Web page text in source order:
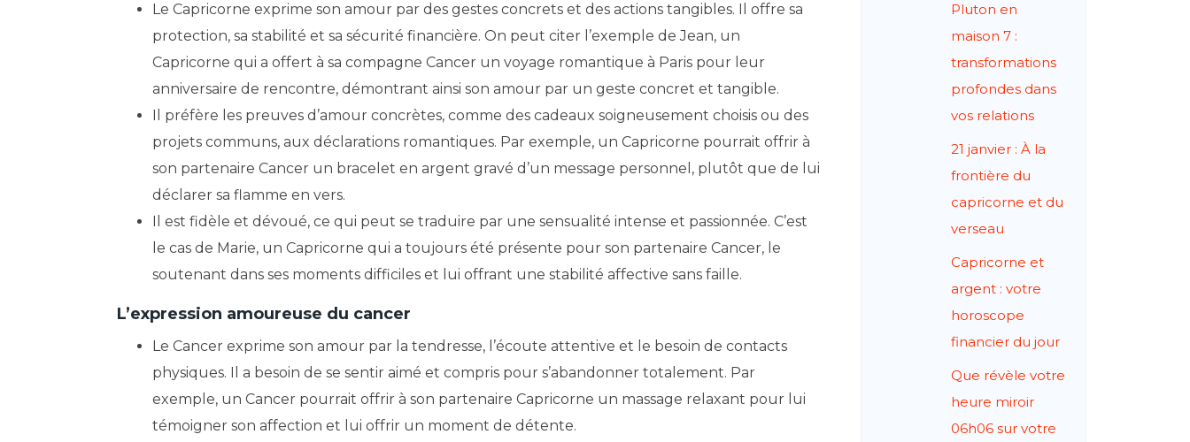
Le Capricorne exprime son amour par des gestes concrets et des actions tangibles. Il offre sa
protection, sa stabilité et sa sécurité financière. On peut citer l’exemple de Jean, un
Capricorne qui a offert à sa compagne Cancer un voyage romantique à Paris pour leur
anniversaire de rencontre, démontrant ainsi son amour par un geste concret et tangible.
Il préfère les preuves d’amour concrètes, comme des cadeaux soigneusement choisis ou des
projets communs, aux déclarations romantiques. Par exemple, un Capricorne pourrait offrir à
son partenaire Cancer un bracelet en argent gravé d’un message personnel, plutôt que de lui
déclarer sa flamme en vers.
Il est fidèle et dévoué, ce qui peut se traduire par une sensualité intense et passionnée. C’est
le cas de Marie, un Capricorne qui a toujours été présente pour son partenaire Cancer, le
soutenant dans ses moments difficiles et lui offrant une stabilité affective sans faille.
L’expression amoureuse du cancer
Le Cancer exprime son amour par la tendresse, l’écoute attentive et le besoin de contacts
physiques. Il a besoin de se sentir aimé et compris pour s’abandonner totalement. Par
exemple, un Cancer pourrait offrir à son partenaire Capricorne un massage relaxant pour lui
témoigner son affection et lui offrir un moment de détente.
Pluton en
maison 7 :
transformations
profondes dans
vos relations
21 janvier : À la
frontière du
capricorne et du
verseau
Capricorne et
argent : votre
horoscope
financier du jour
Que révèle votre
heure miroir
06h06 sur votre